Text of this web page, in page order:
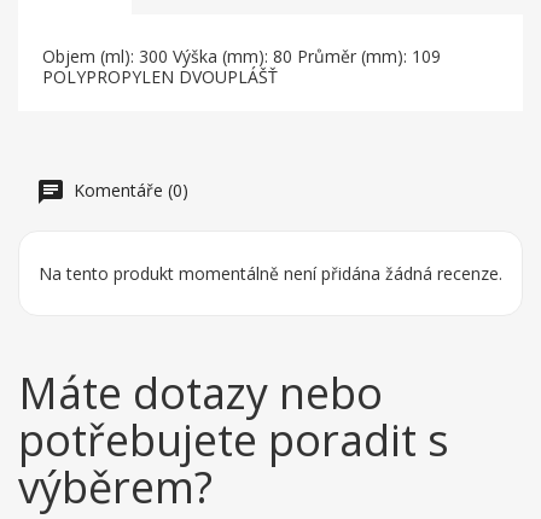
Objem (ml): 300 Výška (mm): 80 Průměr (mm): 109
POLYPROPYLEN DVOUPLÁŠŤ
Komentáře (0)
Na tento produkt momentálně není přidána žádná recenze.
Máte dotazy nebo
potřebujete poradit s
výběrem?